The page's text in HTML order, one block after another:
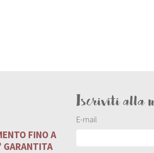
FINO A
GARANTITA
Iscriviti alla
E-mail